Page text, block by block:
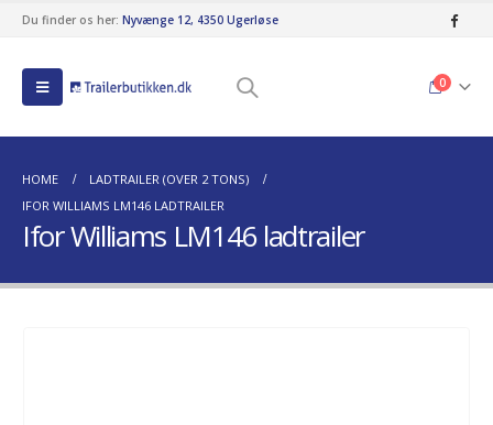
Du finder os her: Nyvænge 12, 4350 Ugerløse
0
HOME
LADTRAILER (OVER 2 TONS)
IFOR WILLIAMS LM146 LADTRAILER
Ifor Williams LM146 ladtrailer